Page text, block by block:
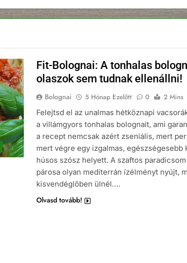
Fit-Bolognai: A tonhalas
olaszok sem tudnak ellenállni!
Bolognai 5 Hónap Ezelőtt 0
2 Mins
Felejtsd el az unalmas hétköznapi
a villámgyors tonhalas bolognait, ami
a recept nemcsak azért zseniális, mert
mert végre egy izgalmas, egészségesebb
húsos szósz helyett. A szaftos
párosa olyan mediterrán ízélményt nyújt,
kisvendéglőben ülnél….
Olvasd tovább!